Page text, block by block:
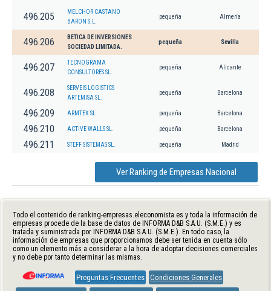
496.205
MELCHOR CASTANO
BARON S.L.
pequeña Almería
496.206
BETICA DE INVERSIONES
SOCIEDAD LIMITADA.
pequeña Sevilla
496.207
TECNOGRAMA
CONSULTORES SL.
pequeña Alicante
496.208
SERVEIS LOGISTICS
ARTEMISA SL.
pequeña Barcelona
496.209 ARMTEX SL pequeña Barcelona
496.210 ACTIVE WALLS SL. pequeña Barcelona
496.211 STEFF SISTEMAS SL. pequeña Madrid
Ver Ranking de Empresas Nacional
Todo el contenido de ranking-empresas.eleconomista.es y toda la información de
empresas procede de la base de datos de INFORMA D&B S.A.U. (S.M.E.) y es
tratada y suministrada por INFORMA D&B S.A.U. (S.M.E.). En todo caso, la
información de empresas que proporcionamos debe ser tenida en cuenta sólo
como un elemento más a considerar a la hora de adoptar decisiones comerciales
y no debe por tanto determinar las mismas.
Preguntas Frecuentes Condiciones Generales